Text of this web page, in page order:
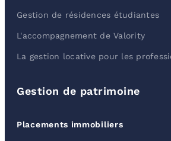
Gestion de résidences étudiantes
L'accompagnement de Valority
La gestion locative pour les
Gestion de patrimoine
Placements immobiliers